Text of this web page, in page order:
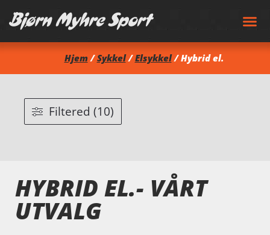
Hjem/Sykkel/Elsykkel/ Hybrid el.
Filtered (10)
HYBRID EL.- VÅRT
UTVALG